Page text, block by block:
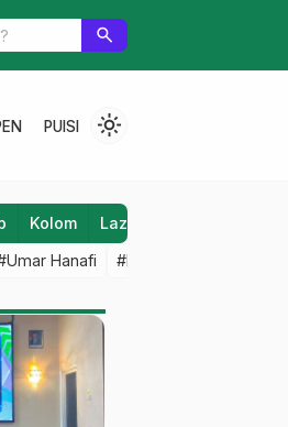
search
PUISI light_mode
Kolom Laziz NU
Hanafi #M Iqbal Dawami